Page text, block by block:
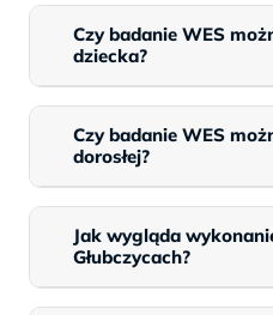
Czy badanie WES
dziecka?
Czy badanie WES
dorosłej?
Jak wygląda
Głubczycach?